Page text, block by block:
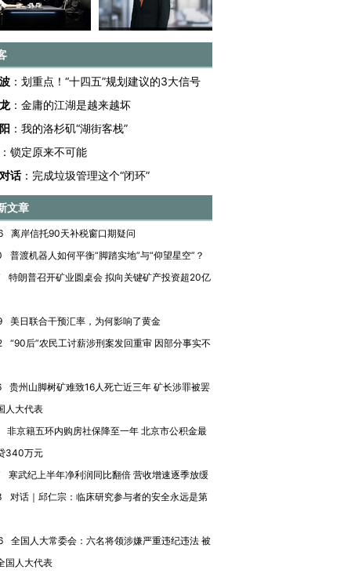
： 划重点！“十四五”规划建议的3大信号
： 金庸的江湖是越来越坏
： 我的洛杉矶“湖街客栈”
： 锁定原来不可能
话： 完成垃圾管理这个“闭环”
文章
离岸信托90天补税窗口期疑问
普渡机器人如何平衡“脚踏实地”与“仰望星空”？
特朗普召开矿业圆桌会 拟向关键矿产投资超20亿
美日联合干预汇率，为何影响了黄金
“90后”农民工讨薪涉刑案发回重审 因部分事实不
贵州山脚树矿难致16人死亡近三年 矿长涉罪被罢
人大代表
非京籍五环内购房社保降至一年 北京市公积金最
340万元
寒武纪上半年净利润同比翻倍 营收增速逐季放缓
对话｜邱仁宗：临床研究参与者的安全永远是第
全国人大常委会：六名将领涉嫌严重违纪违法 被
国人大代表